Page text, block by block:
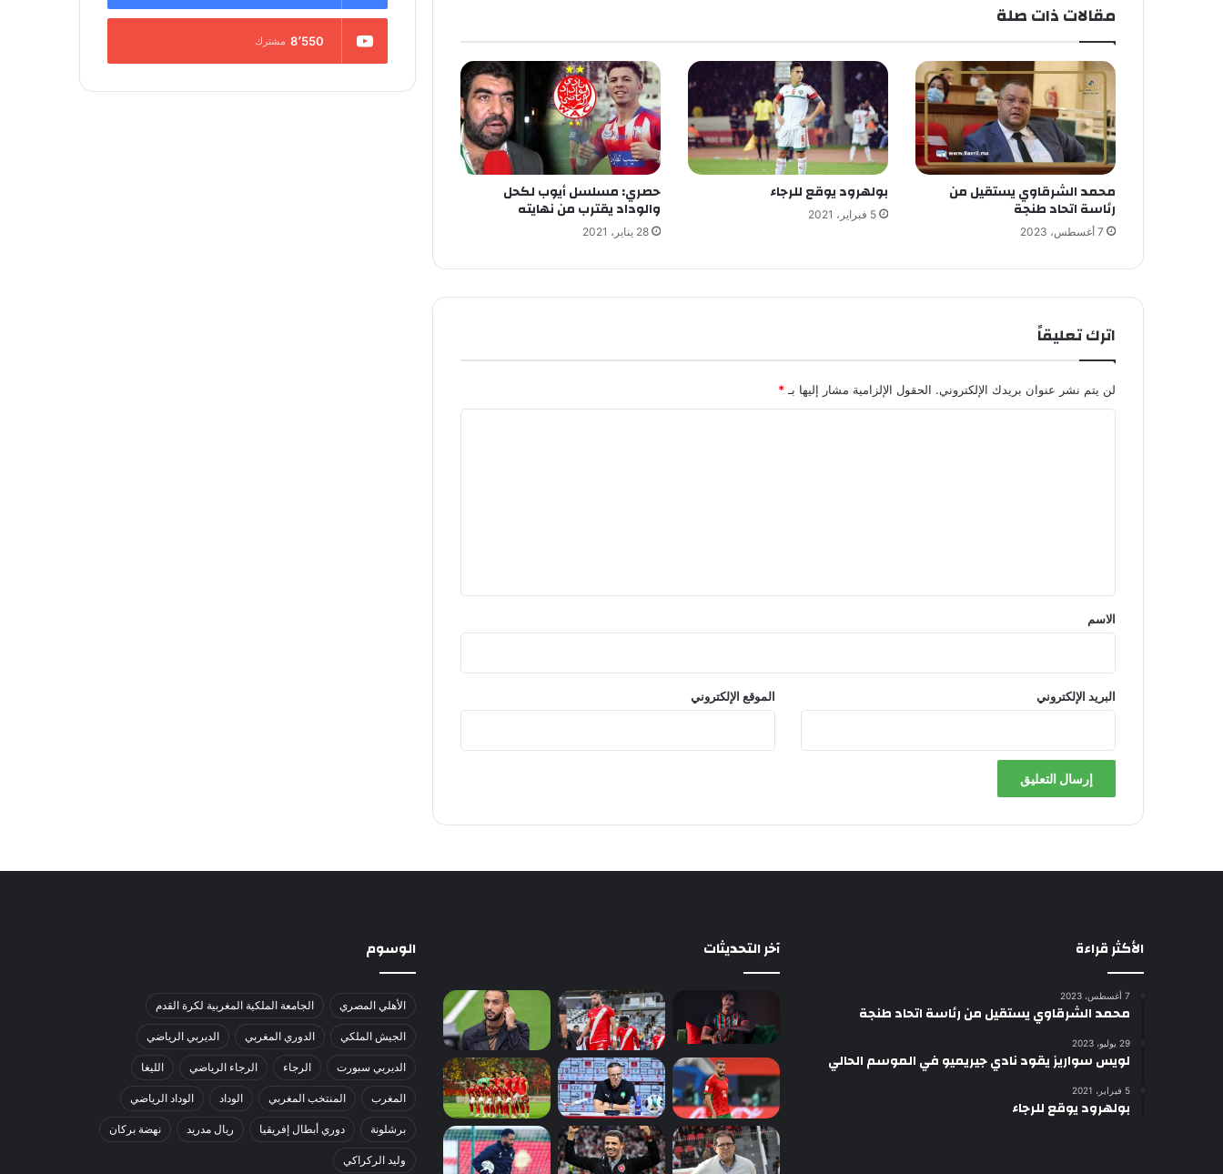
مقالات ذات صلة
محمد الشرقاوي يستقيل من
رئاسة اتحاد طنجة
7 أغسطس، 2023
بولهرود يوقع للرجاء
5 فبراير، 2021
حصري: مسلسل أيوب لكحل
والوداد يقترب من نهايته
28 يناير، 2021
اترك تعليقاً
لن يتم نشر عنوان بريدك الإلكتروني. الحقول الإلزامية مشار إليها بـ *
*
الاسم
البريد الإلكتروني الموقع الإلكتروني
8٬550 مشترك
الأكثر قراءة
7 أغسطس، 2023
محمد الشرقاوي يستقيل من رئاسة اتحاد طنجة
29 يوليو، 2023
لويس سواريز يقود نادي جيريميو في الموسم الحالي
5 فبراير، 2021
بولهرود يوقع للرجاء
آخر التحديثات الوسوم
الأهلي المصري الجامعة الملكية المغربية لكرة القدم
الجيش الملكي الدوري المغربي الديربي الرياضي
الديربي سبورت الرجاء الرجاء الرياضي الليغا
المغرب المنتخب المغربي الوداد الوداد الرياضي
برشلونة دوري أبطال إفريقيا ريال مدريد نهضة بركان
وليد الركراكي